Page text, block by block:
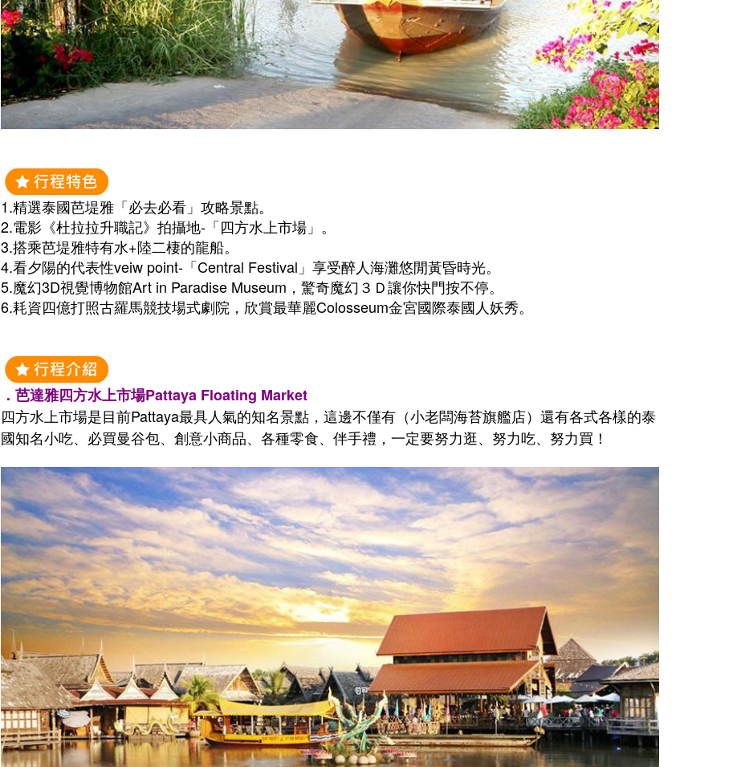
1.精選泰國芭堤雅「必去必看」攻略景點。
2.電影《杜拉拉升職記》拍攝地-「四方水上市場」。
3.搭乘芭堤雅特有水+陸二棲的龍船。
4.看夕陽的代表性veiw point-「Central Festival」享受醉人海灘悠閒黃昏時光。
5.魔幻3D視覺博物館Art in Paradise Museum，驚奇魔幻３Ｄ讓你快門按不停。
6.耗資四億打照古羅馬競技場式劇院，欣賞最華麗Colosseum金宮國際泰國人妖秀。
．芭達雅四方水上市場Pattaya Floating Market
四方水上市場是目前Pattaya最具人氣的知名景點，這邊不僅有（小老闆海苔旗艦店）還有各式各樣的泰
國知名小吃、必買曼谷包、創意小商品、各種零食、伴手禮，一定要努力逛、努力吃、努力買！